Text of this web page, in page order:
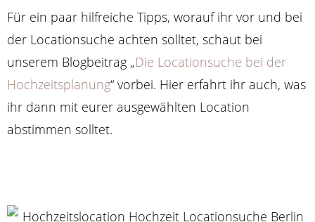
Für ein paar hilfreiche Tipps, worauf ihr vor und bei
der Locationsuche achten solltet, schaut bei
unserem Blogbeitrag „Die Locationsuche bei der
Hochzeitsplanung“ vorbei. Hier erfahrt ihr auch, was
ihr dann mit eurer ausgewählten Location
abstimmen solltet.